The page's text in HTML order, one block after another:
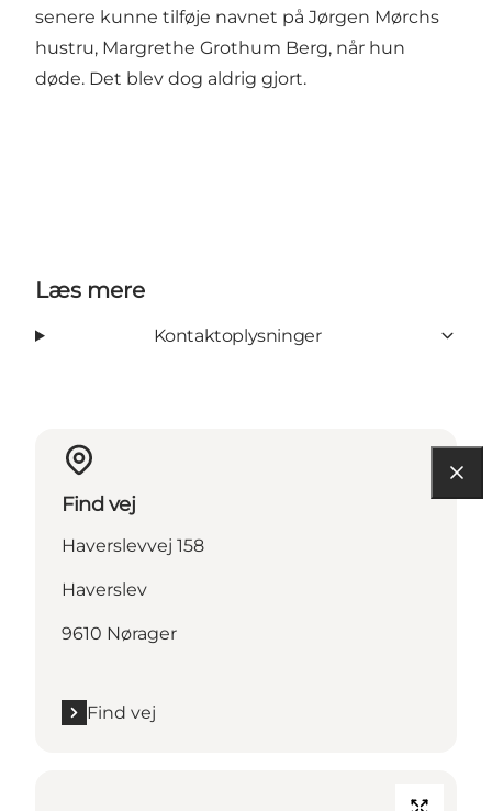
senere kunne tilføje navnet på Jørgen Mørchs
hustru, Margrethe Grothum Berg, når hun
døde. Det blev dog aldrig gjort.
Læs mere
Kontaktoplysninger
Find vej
Haverslevvej 158
Haverslev
9610 Nørager
Find vej